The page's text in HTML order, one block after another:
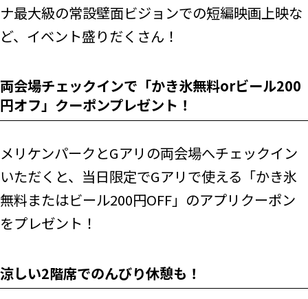
ナ最大級の常設壁面ビジョンでの短編映画上映な
ど、イベント盛りだくさん！
両会場チェックインで「かき氷無料orビール200
円オフ」クーポンプレゼント！
メリケンパークとGアリの両会場へチェックイン
いただくと、当日限定でGアリで使える「かき氷
無料またはビール200円OFF」のアプリクーポン
をプレゼント！
涼しい2階席でのんびり休憩も！